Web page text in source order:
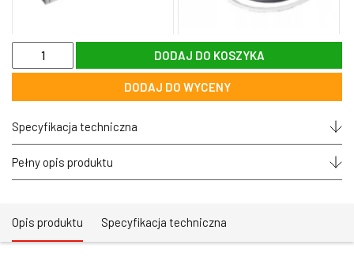
ilość
Wyłącznik
przelotowy
DODAJ DO KOSZYKA
DODAJ DO WYCENY
Specyfikacja techniczna
Pełny opis produktu
Opis produktu Specyfikacja techniczna